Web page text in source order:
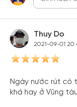
Thuy Do
2021-09-01
Ngày nước rút có
khá hay ở Vũng tàu